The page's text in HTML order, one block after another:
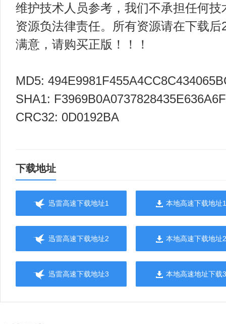
维护技术人员参考，我们不承担任何
资源负法律责任。所有资源请在下载
满意，请购买正版！！！
MD5:
SHA1:
CRC32: 0D0192BA
下载地址
迅雷高速下载地址1 本地高速下载地址
迅雷高速下载地址2 本地高速下载地址
迅雷高速下载地址3 本地高速地址下载